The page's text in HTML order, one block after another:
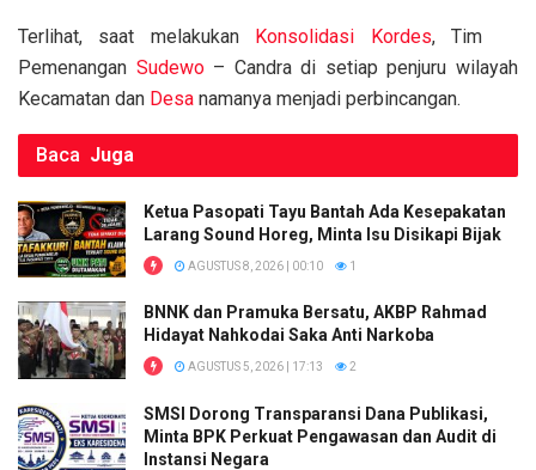
o
k
p
p
k
Terlihat, saat melakukan Konsolidasi Kordes, Tim
Pemenangan Sudewo– Candra di setiap penjuru wilayah
Kecamatan dan Desa namanya menjadi perbincangan.
Baca Juga
Ketua Pasopati Tayu Bantah Ada Kesepakatan
Larang Sound Horeg, Minta Isu Disikapi Bijak
AGUSTUS 8, 2026 | 00:10 1
BNNK dan Pramuka Bersatu, AKBP Rahmad
Hidayat Nahkodai Saka Anti Narkoba
AGUSTUS 5, 2026 | 17:13 2
SMSI Dorong Transparansi Dana Publikasi,
Minta BPK Perkuat Pengawasan dan Audit di
Instansi Negara